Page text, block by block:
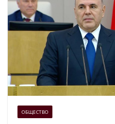
ОБЩЕСТВО